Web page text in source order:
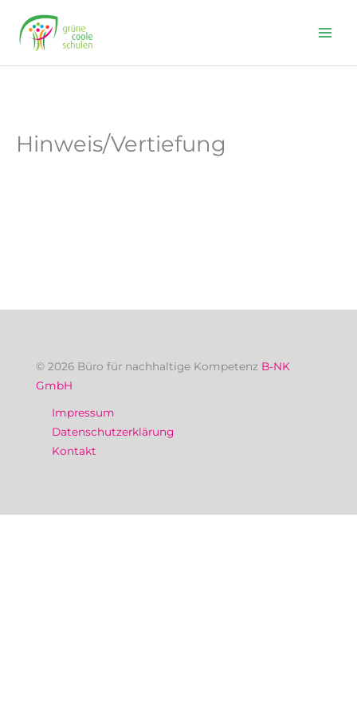
content
Hinweis/Vertiefung
© 2026 Büro für nachhaltige Kompetenz B-NK
GmbH
Impressum
Datenschutzerklärung
Kontakt